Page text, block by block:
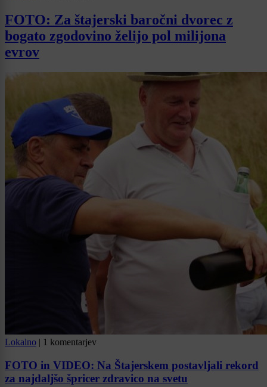
FOTO: Za štajerski baročni dvorec z
bogato zgodovino želijo pol milijona
evrov
Lokalno | 1 komentarjev
FOTO in VIDEO: Na Štajerskem postavljali rekord
za najdaljšo špricer zdravico na svetu